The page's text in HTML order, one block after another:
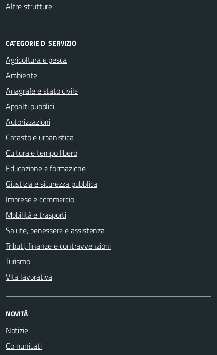
Altre strutture
CATEGORIE DI SERVIZIO
Agricoltura e pesca
Ambiente
Anagrafe e stato civile
Appalti pubblici
Autorizzazioni
Catasto e urbanistica
Cultura e tempo libero
Educazione e formazione
Giustizia e sicurezza pubblica
Imprese e commercio
Mobilità e trasporti
Salute, benessere e assistenza
Tributi, finanze e contravvenzioni
Turismo
Vita lavorativa
NOVITÀ
Notizie
Comunicati